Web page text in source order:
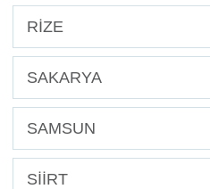
RİZE
SAKARYA
SAMSUN
SİİRT